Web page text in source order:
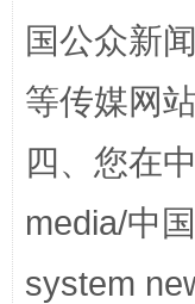
国家大学科
国公众新
等传媒网
四、您在
media/中
system